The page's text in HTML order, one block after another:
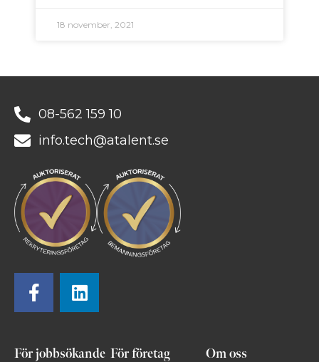
18 november, 2021
08-562 159 10
info.tech@atalent.se
För jobbsökande För företag Om oss